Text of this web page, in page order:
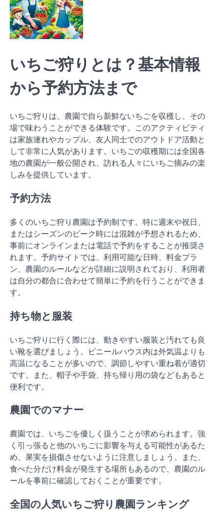
いちご狩りとは？基本情報
から予約方法まで
いちご狩りは、農園で自ら新鮮ないちごを収穫し、その
場で味わうことができる体験です。このアクティビティ
は家族連れやカップル、友人同士でのアウトドア活動と
して非常に人気があります。いちごの収穫期には全国各
地の農園が一般公開され、訪れる人々にいちご摘みの楽
しみを提供しています。
予約方法
多くのいちご狩り農園は予約制です。特に週末や祝日、
またはシーズンのピーク時には混雑が予想されるため、
事前にオンラインまたは電話で予約をすることが推奨さ
れます。予約サイトでは、利用可能な日時、料金プラ
ン、農園のルールなどが詳細に説明されており、利用者
は自分の都合に合わせて簡単に予約を行うことができま
す。
持ち物と服装
いちご狩りに行く際には、動きやすい服装と汚れても良
い靴を選びましょう。ビニールハウス内は外気温よりも
高温になることが多いので、調節しやすい重ね着が適切
です。また、帽子や手袋、持ち帰り用の袋などもあると
便利です。
農園でのマナー
農園では、いちごを優しく扱うことが求められます。強
く引っ張ると他のいちごに影響を与える可能性があるた
め、果実を損傷させないように注意しましょう。また、
食べた分だけ料金が発生する場所もあるので、農園のル
ールを事前に確認しておくことが重要です。
全国の人気いちご狩り農園ランキング